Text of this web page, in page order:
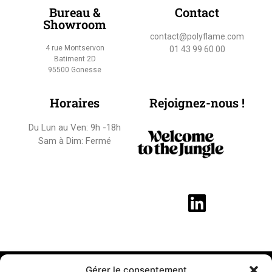
Bureau &
Showroom
4 rue Montservon
Batiment 2D
95500 Gonesse
Contact
contact@polyflame.com
01 43 99 60 00
Horaires
Du Lun au Ven: 9h -18h
Sam à Dim: Fermé
Rejoignez-nous !